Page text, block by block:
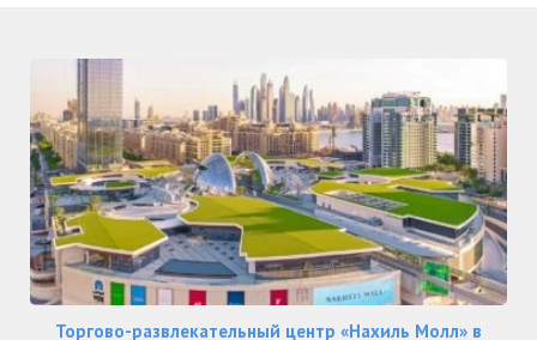
Торгово-развлекательный центр «Нахиль Молл» в